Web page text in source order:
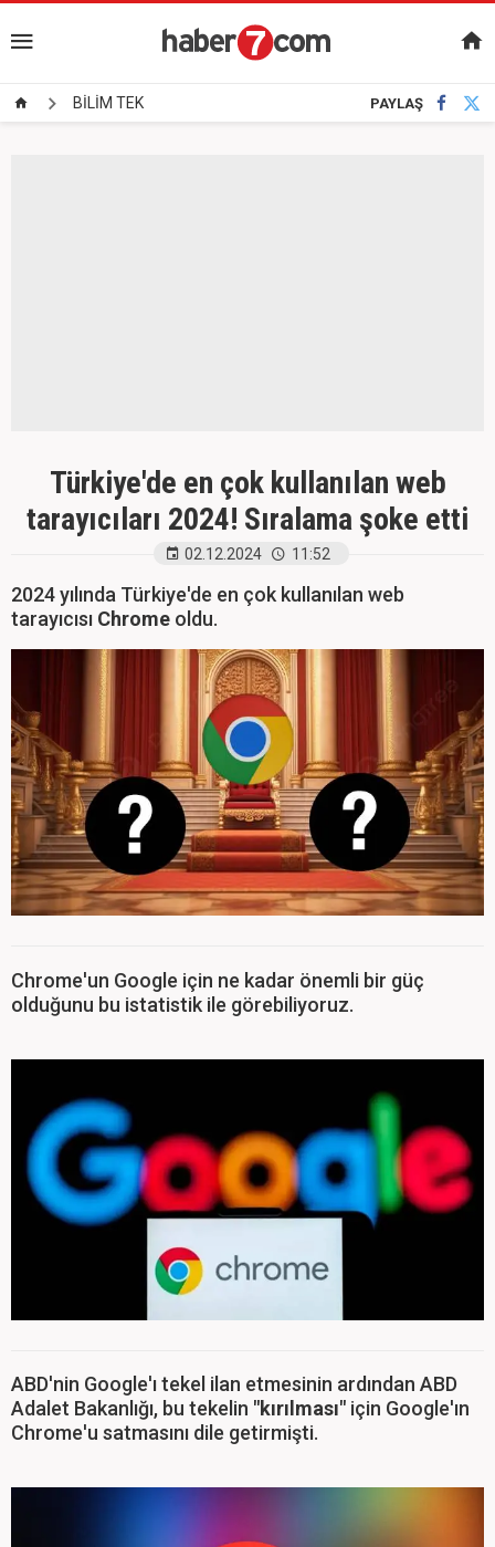
BİLİM TEK PAYLAŞ
Türkiye'de en çok kullanılan web
tarayıcıları 2024! Sıralama şoke etti
02.12.2024 11:52
2024 yılında Türkiye'de en çok kullanılan web
tarayıcısı Chrome oldu.
​Chrome'un Google için ne kadar önemli bir güç
olduğunu bu istatistik ile görebiliyoruz.
ABD'nin Google'ı tekel ilan etmesinin ardından ABD
Adalet Bakanlığı, bu tekelin "kırılması" için Google'ın
Chrome'u satmasını dile getirmişti.